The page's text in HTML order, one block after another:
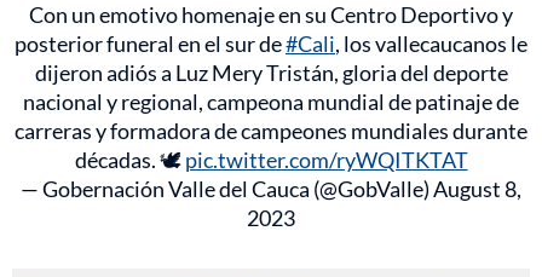
Con un emotivo homenaje en su Centro Deportivo y
posterior funeral en el sur de#Cali, los vallecaucanos le
dijeron adiós a Luz Mery Tristán, gloria del deporte
nacional y regional, campeona mundial de patinaje de
carreras y formadora de campeones mundiales durante
décadas. 🕊️pic.twitter.com/ryWQITKTAT
— Gobernación Valle del Cauca (@GobValle)August 8,
2023